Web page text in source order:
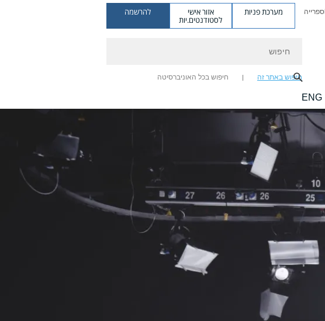
ספרייה מערכת פניות אזור אישי
לסטודנטים.יות
להרשמה
חיפוש באתר זה חיפוש בכל האוניברסיטה
ENG